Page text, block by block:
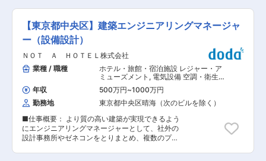
勤について 阪神高速道路は関西圏のみの都市高速
道路となりますため、転居を伴う転勤はありませ
ん。 ◎残業時間について 時間外勤務手当実績支
給：平均23時間/月(2024年度実績) ◎有給休暇に
ついて 有給休暇が取得しやすい環境です。取得に
対してネガティブな雰囲気もなくご家庭の事情な
どでも無理なくお休みいただけます。 年次有給休
暇20日(2024年度平均取得実績16.4日)/夏期休暇7
日(2024年度平均取得実績7日) 【組織構成】 建築
設計積算部門には10名の社員が在籍しており、
20代は3名、30代は3名、40代は1名、50代は2
名、60代は1名となります。 変更の範囲：会社の
定める業務
多彩な建築物の構造設計を担当いただきます。さ
らに、設計に加えて各種シミュレーションや研究
開発、技術コンサルティングなどにも対応してお
り、ご自身のスキルや志向に応じて業務範囲を広
げることが可能です。 ■業務内容 戸建・マンシ
ョン・店舗ビル・事務所ビルなど、幅広い物件を
建築構造を問わず請け負っています。新築の設計
が全体の8割、監理まで行うものが全体の2割程
度。監理業務はスキルに応じてお任せしますが、
設計した建物が図面通りにつくられているか、ポ
イントごとにチェックを行う役割です。 ◆鉄骨
造：マンション・店舗・オフィス・工場・倉庫
◆RC造：マンション・店舗 ◆木造：戸建・アパ
ート ◎マンションでは10〜15階建ての中高層物件
にも携わることがあり、ダイナミックな設計に挑
めます。 ◎構造の種類・物件用途ともに多岐に渡
【東京都中央区】建築エンジニアリングマネージャ
ー（設備設計）
ＮＯＴ Ａ ＨＯＴＥＬ株式会社
業種 / 職種
ホテル・旅館・宿泊施設 レジャー・ア
ミューズメント , 電気設備 空調・衛生
設備
年収 500万円~1000万円
勤務地
東京都中央区晴海（次のビルを除く）
■仕事概要： より質の高い建築が実現できるよう
にエンジニアリングマネージャーとして、社外の
設計事務所やゼネコンをとりまとめ、複数のプロ